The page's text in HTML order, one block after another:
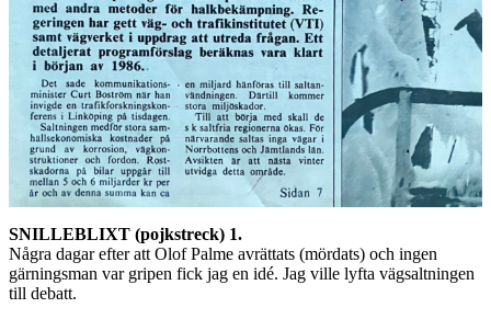
SNILLEBLIXT (pojkstreck) 1.
Några dagar efter att Olof Palme avrättats (mördats) och ingen
gärningsman var gripen fick jag en idé. Jag ville lyfta vägsaltningen
till debatt.